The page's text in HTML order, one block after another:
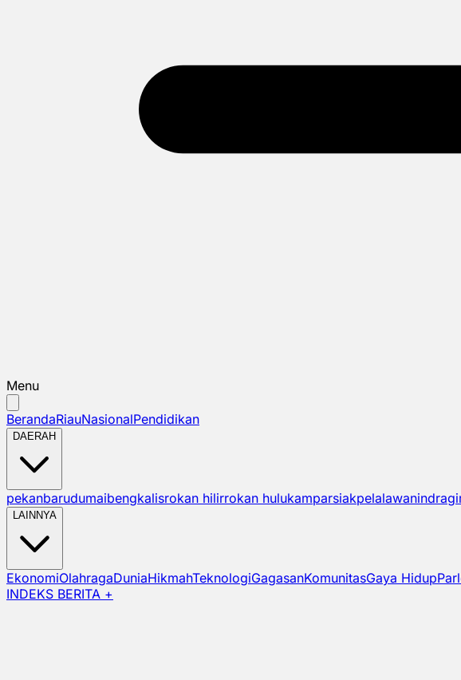
Menu
BerandaRiauNasionalPendidikan
DAERAH
pekanbarudumaibengkalisrokan hilirrokan hulukamparsiakpelalawan
LAINNYA
EkonomiOlahragaDuniaHikmahTeknologiGagasanKomunitasGaya Hidup
INDEKS BERITA +